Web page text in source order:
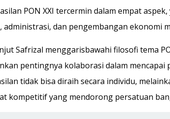
PON XXI tercermin dalam empat
administrasi, dan pengembangan ekonomi
Safrizal menggarisbawahi filosofi tema
pentingnya kolaborasi dalam mencapai
tidak bisa diraih secara individu,
kompetitif yang mendorong persatuan